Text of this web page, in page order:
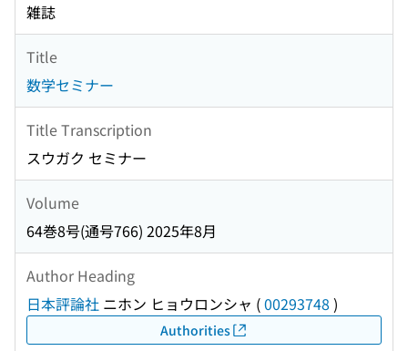
雑誌
Title
数学セミナー
Title Transcription
スウガク セミナー
Volume
64巻8号(通号766) 2025年8月
Author Heading
日本評論社 ニホン ヒョウロンシャ (00293748 )
Authorities